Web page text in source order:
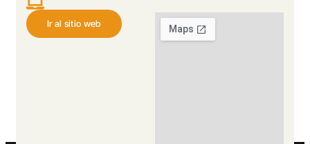
Ir al sitio web